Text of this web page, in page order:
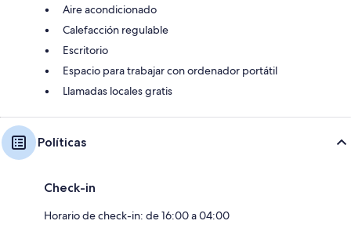
Aire acondicionado
Calefacción regulable
Escritorio
Espacio para trabajar con ordenador portátil
Llamadas locales gratis
Políticas
Check-in
Horario de check-in: de 16:00 a 04:00